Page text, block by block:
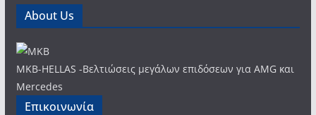
About Us
MKB-HELLAS -Βελτιώσεις μεγάλων επιδόσεων για AMG και
Mercedes
Επικοινωνία